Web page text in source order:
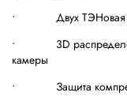
• Двух ТЭНовая
• 3D
камеры
• Защита